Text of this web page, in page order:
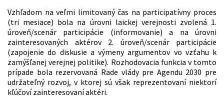
Vzhľadom na veľmi limitovaný čas na participatívny proces
(tri mesiace) bola na úrovni laickej verejnosti zvolená 1.
úroveň/scenár participácie (informovanie) a na úrovni
zainteresovaných aktérov 2. úroveň/scenár participácie
(zapojenie do diskusie a výmeny argumentov vo vzťahu k
zamýšľanej verejnej politike). Rozhodovacia funkcia v tomto
prípade bola rezervovaná Rade vlády pre Agendu 2030 pre
udržateľný rozvoj, v ktorej sú však reprezentovaní niektorí
kľúčoví zainteresovaní aktéri.